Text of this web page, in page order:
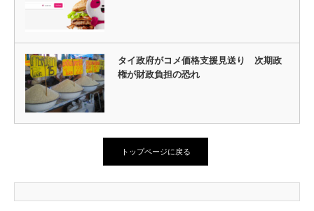
タイ政府がコメ価格支援見送り 次期政
権が財政負担の恐れ
トップページに戻る